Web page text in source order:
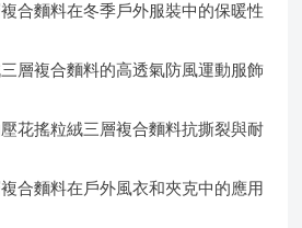
合麵料在冬季戶外服裝中的保暖性
層複合麵料的高透氣防風運動服飾
花搖粒絨三層複合麵料抗撕裂與耐
合麵料在戶外風衣和夾克中的應用